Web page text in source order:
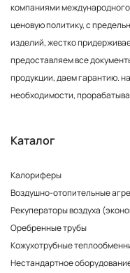
компаниями
ценовую политику, с
изделий, жестко
предоставляем все
продукции, даем гарантию.
необходимости,
Каталог
Калориферы
Воздушно-отопительные
Рекуператоры воздуха
Оребренные трубы
Кожухотрубные
Нестандартное